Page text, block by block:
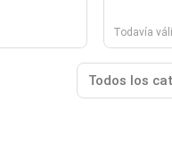
Todavía
Todos los